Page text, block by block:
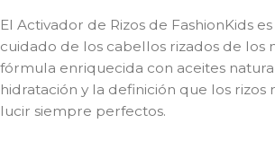
El Activador de Rizos de FashionKids
cuidado de los cabellos rizados de los
fórmula enriquecida con aceites
hidratación y la definición que los rizos
lucir siempre perfectos.